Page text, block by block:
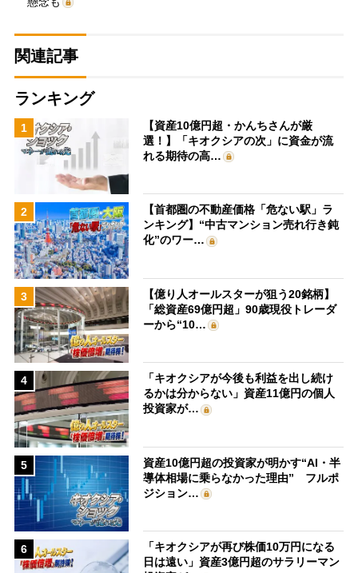
関連記事
ランキング
1
【資産10億円超・かんちさんが厳
選！】「キオクシアの次」に資金が流
れる期待の高…
2
【首都圏の不動産価格「危ない駅」ラ
ンキング】“中古マンション売れ行き鈍
化”のワー…
3
【億り人オールスターが狙う20銘柄】
「総資産69億円超」90歳現役トレーダ
ーから“10…
4
「キオクシアが今後も利益を出し続け
るかは分からない」資産11億円の個人
投資家が…
5
資産10億円超の投資家が明かす“AI・半
導体相場に乗らなかった理由” フルポ
ジション…
6
「キオクシアが再び株価10万円になる
日は遠い」資産3億円超のサラリーマン